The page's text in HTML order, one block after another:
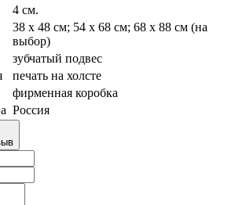
4 см.
38 х 48 см; 54 х 68 см; 68 х 88 см (на
выбор)
зубчатый подвес
печать на холсте
фирменная коробка
Россия